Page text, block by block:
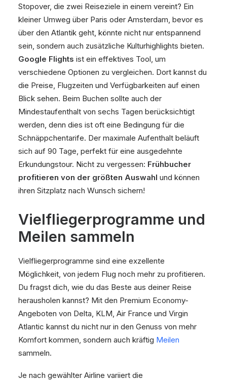
Stopover, die zwei Reiseziele in einem vereint? Ein
kleiner Umweg über Paris oder Amsterdam, bevor es
über den Atlantik geht, könnte nicht nur entspannend
sein, sondern auch zusätzliche Kulturhighlights bieten.
Google Flights ist ein effektives Tool, um
verschiedene Optionen zu vergleichen. Dort kannst du
die Preise, Flugzeiten und Verfügbarkeiten auf einen
Blick sehen. Beim Buchen sollte auch der
Mindestaufenthalt von sechs Tagen berücksichtigt
werden, denn dies ist oft eine Bedingung für die
Schnäppchentarife. Der maximale Aufenthalt beläuft
sich auf 90 Tage, perfekt für eine ausgedehnte
Erkundungstour. Nicht zu vergessen: Frühbucher
profitieren von der größten Auswahl und können
ihren Sitzplatz nach Wunsch sichern!
Vielfliegerprogramme und
Meilen sammeln
Vielfliegerprogramme sind eine exzellente
Möglichkeit, von jedem Flug noch mehr zu profitieren.
Du fragst dich, wie du das Beste aus deiner Reise
herausholen kannst? Mit den Premium Economy-
Angeboten von Delta, KLM, Air France und Virgin
Atlantic kannst du nicht nur in den Genuss von mehr
Komfort kommen, sondern auch kräftig Meilen
sammeln.
Je nach gewählter Airline variiert die